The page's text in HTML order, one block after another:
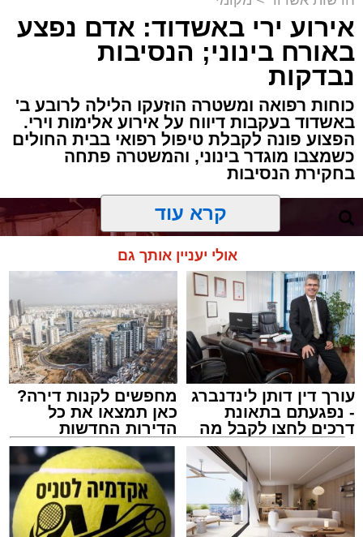
אירוע ירי באשדוד: אדם נפצע
באורח בינוני; הנסיבות
נבדקות
כוחות רפואה ומשטרה הוזעקו הלילה לרובע ב'
באשדוד בעקבות דיווח על אירוע אלימות וירי.
הפצוע פונה לקבלת טיפול רפואי בבית החולים
כשמצבו מוגדר בינוני, והמשטרה פתחה
בחקירת הנסיבות
צילום: שמחה חסיד הצלה דרום
מערכת האתר / 00:47 09.08.26
קרא עוד
אולי יעניין אותך גם
עורך דין דותן לינדנברג
- נפגעתם בתאונת
דרכים לחצו לקבל מה
שמגיע לכם
מחפשים לקנות דירה?
כאן תמצאו את כל
הדירות החדשות
למכירה באשדוד >>>